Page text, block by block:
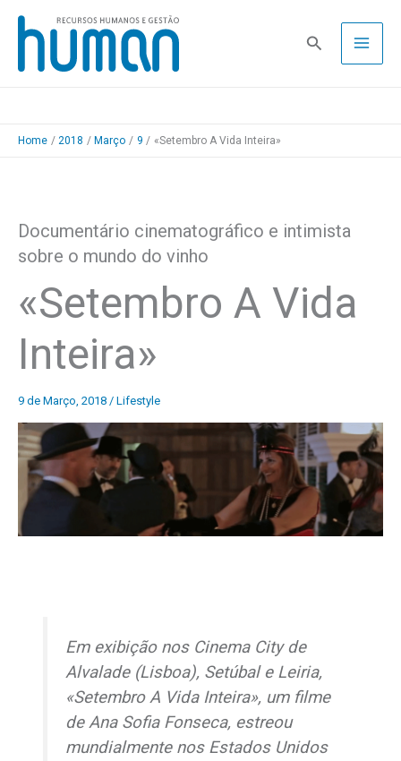
Skip
content
Pesquisa
Home 2018 Março 9 «Setembro A Vida Inteira»
Documentário cinematográfico e intimista
sobre o mundo do vinho
«Setembro A Vida
Inteira»
9 de Março, 2018 / Lifestyle
Em exibição nos Cinema City de
Alvalade (Lisboa), Setúbal e Leiria,
«Setembro A Vida Inteira», um filme
de Ana Sofia Fonseca, estreou
mundialmente nos Estados Unidos